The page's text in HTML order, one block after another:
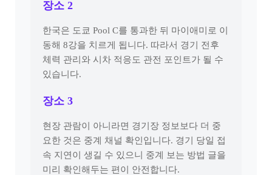
장소 2
한국은 도쿄 Pool C를 통과한 뒤 마이애미로 이
동해 8강을 치르게 됩니다. 따라서 경기 전후
체력 관리와 시차 적응도 관전 포인트가 될 수
있습니다.
장소 3
현장 관람이 아니라면 경기장 정보보다 더 중
요한 것은 중계 채널 확인입니다. 경기 당일 접
속 지연이 생길 수 있으니 중계 보는 방법 글을
미리 확인해두는 편이 안전합니다.